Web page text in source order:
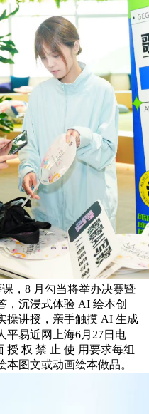
，8 月勾当将举办决赛暨
，沉浸式体验 AI 绘本创
操讲授，亲手触摸 AI 生成
平易近网上海6月27日电
授 权 禁 止 使 用要求每组
图文或动画绘本做品。